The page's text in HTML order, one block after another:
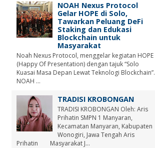
NOAH Nexus Protocol
Gelar HOPE di Solo,
Tawarkan Peluang DeFi
Staking dan Edukasi
Blockchain untuk
Masyarakat
Noah Nexus Protocol, menggelar kegiatan HOPE
(Happy Of Presentation) dengan tajuk “Solo
Kuasai Masa Depan Lewat Teknologi Blockchain”.
NOAH ...
TRADISI KROBONGAN
TRADISI KROBONGAN Oleh: Aris
Prihatin SMPN 1 Manyaran,
Kecamatan Manyaran, Kabupaten
Wonogiri, Jawa Tengah Aris
Prihatin Masyarakat J...